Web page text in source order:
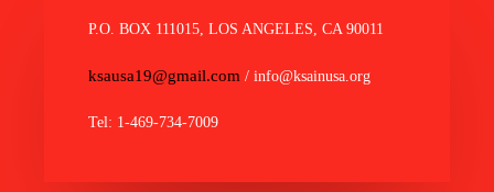
P.O. BOX 111015, LOS ANGELES, CA 90011
ksausa19@gmail.com / info@ksainusa.org
Tel: 1-469-734-7009